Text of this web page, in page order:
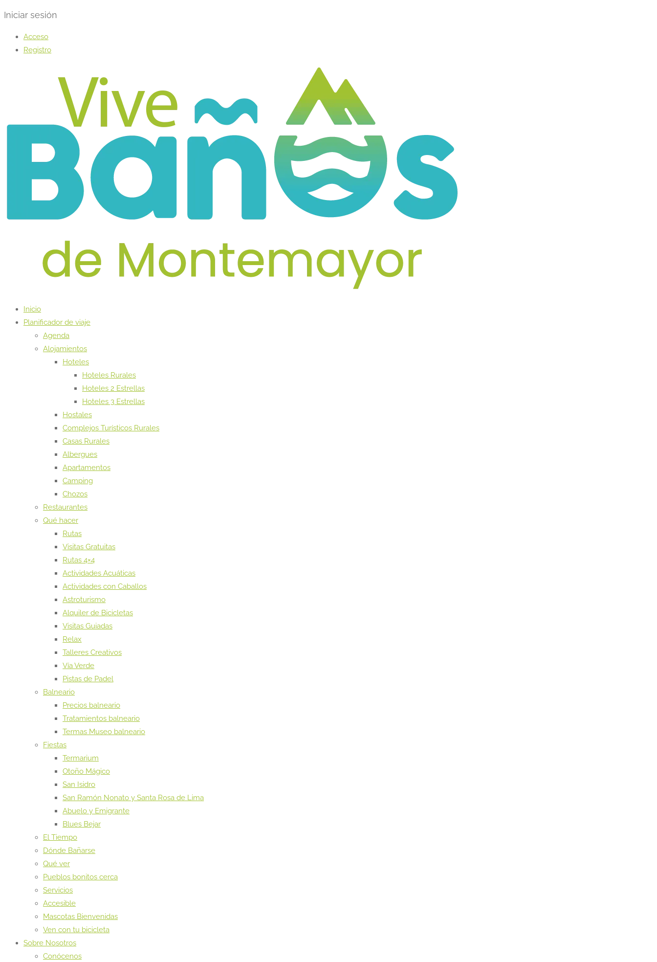
Iniciar sesión
Acceso
Registro
Inicio
Planificador de viaje
Agenda
Alojamientos
Hoteles
Hoteles Rurales
Hoteles 2 Estrellas
Hoteles 3 Estrellas
Hostales
Complejos Turísticos Rurales
Casas Rurales
Albergues
Apartamentos
Camping
Chozos
Restaurantes
Qué hacer
Rutas
Visitas Gratuitas
Rutas 4×4
Actividades Acuáticas
Actividades con Caballos
Astroturismo
Alquiler de Bicicletas
Visitas Guiadas
Relax
Talleres Creativos
Vía Verde
Pistas de Padel
Balneario
Precios balneario
Tratamientos balneario
Termas Museo balneario
Fiestas
Termarium
Otoño Mágico
San Isidro
San Ramón Nonato y Santa Rosa de Lima
Abuelo y Emigrante
Blues Bejar
El Tiempo
Dónde Bañarse
Qué ver
Pueblos bonitos cerca
Servicios
Accesible
Mascotas Bienvenidas
Ven con tu bicicleta
Sobre Nosotros
Conócenos